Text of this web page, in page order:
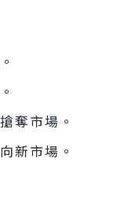
奪市場。
新市場。